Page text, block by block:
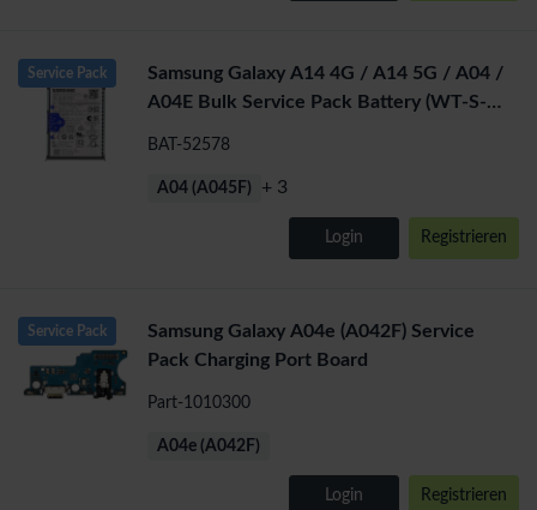
Service Pack
Samsung Galaxy A14 4G / A14 5G / A04 /
A04E Bulk Service Pack Battery (WT-S-
BAT-52578
A04 (A045F) + 3
Login Registrieren
Service Pack
Samsung Galaxy A04e (A042F) Service
Pack Charging Port Board
Part-1010300
A04e (A042F)
Login Registrieren